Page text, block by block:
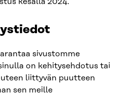
sivustomme
on kehitysehdotus tai
liittyvän puutteen
sen meille